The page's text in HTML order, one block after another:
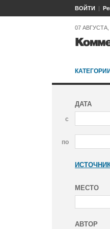
ВОЙТИ
07
КАТЕГОРИИ
ДАТА
с
по
МЕСТО
АВТОР